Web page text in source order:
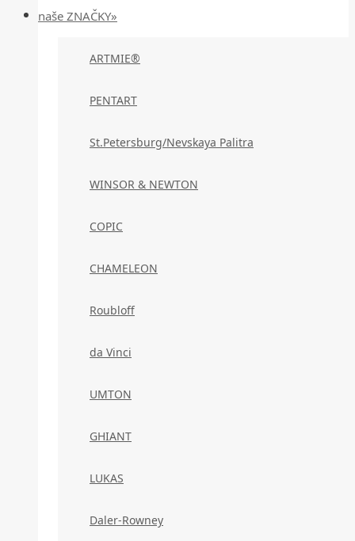
naše ZNAČKY»
ARTMIE®
PENTART
St.Petersburg/Nevskaya Palitra
WINSOR & NEWTON
COPIC
CHAMELEON
Roubloff
da Vinci
UMTON
GHIANT
LUKAS
Daler-Rowney